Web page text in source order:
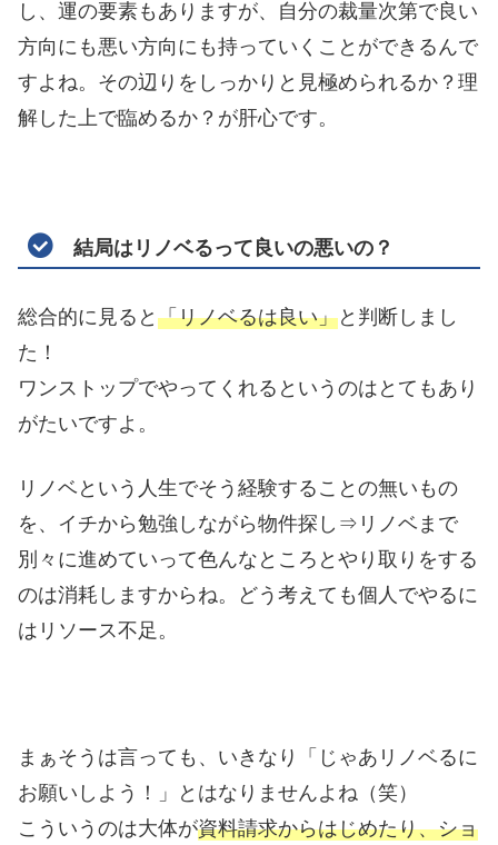
し、運の要素もありますが、自分の裁量次第で良い
方向にも悪い方向にも持っていくことができるんで
すよね。その辺りをしっかりと見極められるか？理
解した上で臨めるか？が肝心です。
結局はリノベるって良いの悪いの？
総合的に見ると「リノベるは良い」と判断しまし
た！
ワンストップでやってくれるというのはとてもあり
がたいですよ。
リノベという人生でそう経験することの無いもの
を、イチから勉強しながら物件探し⇒リノベまで
別々に進めていって色んなところとやり取りをする
のは消耗しますからね。どう考えても個人でやるに
はリソース不足。
まぁそうは言っても、いきなり「じゃあリノベるに
お願いしよう！」とはなりませんよね（笑）
こういうのは大体が資料請求からはじめたり、ショ